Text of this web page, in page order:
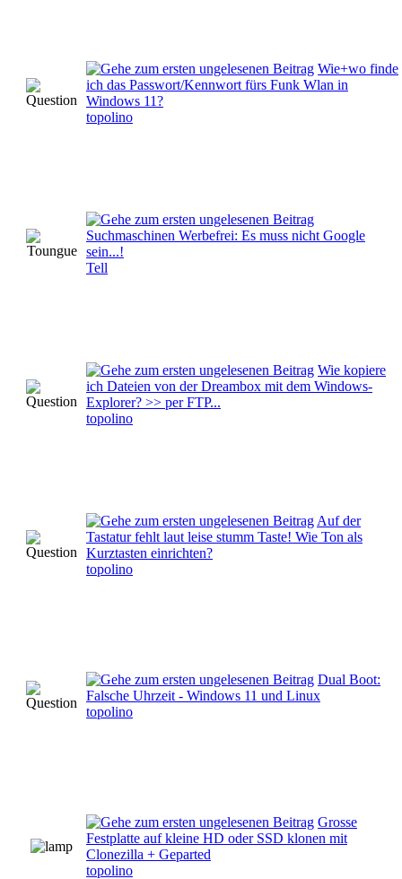
Wie+wo finde
ich das Passwort/Kennwort fürs Funk Wlan in
Windows 11?
topolino
Suchmaschinen Werbefrei: Es muss nicht Google
sein...!
Tell
Wie kopiere
ich Dateien von der Dreambox mit dem Windows-
Explorer? >> per FTP...
topolino
Auf der
Tastatur fehlt laut leise stumm Taste! Wie Ton als
Kurztasten einrichten?
topolino
Dual Boot:
Falsche Uhrzeit - Windows 11 und Linux
topolino
Grosse
Festplatte auf kleine HD oder SSD klonen mit
Clonezilla + Geparted
topolino